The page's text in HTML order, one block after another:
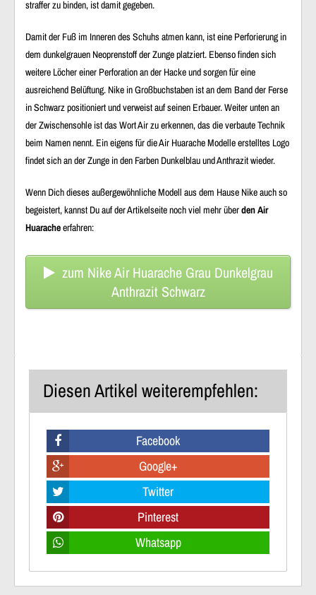
straffer zu binden, ist damit gegeben.
Damit der Fuß im Inneren des Schuhs atmen kann, ist eine Perforierung in
dem dunkelgrauen Neoprenstoff der Zunge platziert. Ebenso finden sich
weitere Löcher einer Perforation an der Hacke und sorgen für eine
ausreichend Belüftung. Nike in Großbuchstaben ist an dem Band der Ferse
in Schwarz positioniert und verweist auf seinen Erbauer. Weiter unten an
der Zwischensohle ist das Wort Air zu erkennen, das die verbaute Technik
beim Namen nennt. Ein eigens für die Air Huarache Modelle erstelltes Logo
findet sich an der Zunge in den Farben Dunkelblau und Anthrazit wieder.
Wenn Dich dieses außergewöhnliche Modell aus dem Hause Nike auch so
begeistert, kannst Du auf der Artikelseite noch viel mehr überden Air
Huaracheerfahren:
zum Nike Air Huarache Grau Dunkelgrau
Anthrazit Schwarz
Diesen Artikel weiterempfehlen:
Facebook
Google+
Twitter
Pinterest
Whatsapp